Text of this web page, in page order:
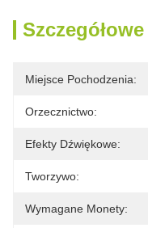
Miejsce Pochodzenia:
Orzecznictwo:
Efekty Dźwiękowe:
Tworzywo:
Wymagane Monety: